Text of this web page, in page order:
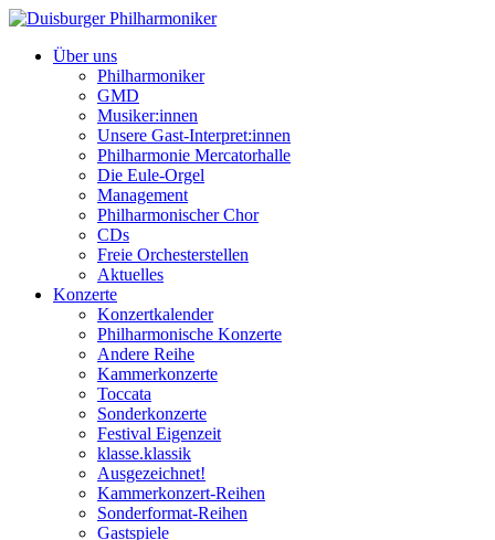
Über uns
Philharmoniker
GMD
Musiker:innen
Unsere Gast-Interpret:innen
Philharmonie Mercatorhalle
Die Eule-Orgel
Management
Philharmonischer Chor
CDs
Freie Orchesterstellen
Aktuelles
Konzerte
Konzertkalender
Philharmonische Konzerte
Andere Reihe
Kammerkonzerte
Toccata
Sonderkonzerte
Festival Eigenzeit
klasse.klassik
Ausgezeichnet!
Kammerkonzert-Reihen
Sonderformat-Reihen
Gastspiele